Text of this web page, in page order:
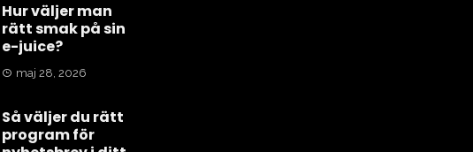
Hur väljer man
rätt smak på sin
e-juice?
maj 28, 2026
Så väljer du rätt
program för